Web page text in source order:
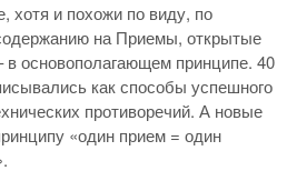
хотя и похожи по виду, по
на Приемы, открытые
основополагающем принципе. 40
как способы успешного
противоречий. А новые
«один прием = один